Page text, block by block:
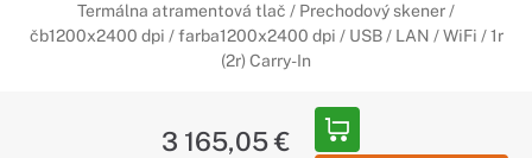
Termálna atramentová tlač / Prechodový skener /
čb1200x2400 dpi / farba1200x2400 dpi / USB / LAN / WiFi / 1r
(2r) Carry-In
3 165,05 €